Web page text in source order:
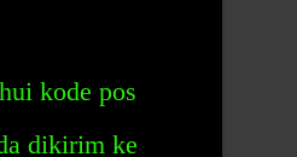
kode pos
dikirim ke